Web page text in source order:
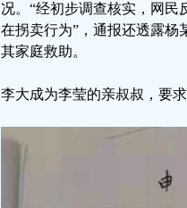
况。“经初步调查核实，网民
在拐卖行为”，通报还透露杨
其家庭救助。
李大成为李莹的亲叔叔，要